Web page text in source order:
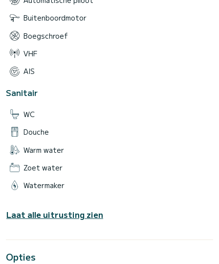
Buitenboordmotor
Boegschroef
VHF
AIS
Sanitair
WC
Douche
Warm water
Zoet water
Watermaker
Laat alle uitrusting zien
Opties